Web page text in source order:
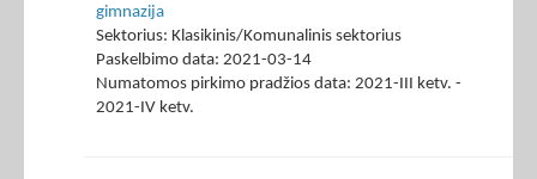
gimnazija
Sektorius: Klasikinis/Komunalinis sektorius
Paskelbimo data: 2021-03-14
Numatomos pirkimo pradžios data: 2021-III ketv. -
2021-IV ketv.